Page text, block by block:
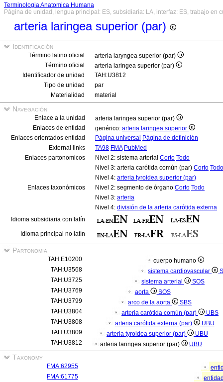
Terminologia Anatomica Humana
Página de unidad, lengua principal: ES, subsidiaria: LA, interfaz: ES, trabajo en
arteria laringea superior (par)
Identificación
Término latino oficial
arteria laryngea superior (par)
Término oficial
arteria laringea superior (par)
Identificador de unidad
TAH:U3812
Tipo de unidad
par
Materialidad
material
Navegación
Enlace a la unidad
arteria laringea superior (par)
Enlaces de entidad
genérico: arteria laringea superior
Enlaces orientados entidad
Página universal Página de definición
External links
TA98 FMA PubMed
Enlaces partonomicos
Nivel 2: sistema arterial Corto Todo
Nivel 3: arteria carótida común (par) Corto Todo
Nivel 4: arteria tyroidea superior (par)
Enlaces taxonómicos
Nivel 2: segmento de órgano Corto Todo
Nivel 3: arteria
Nivel 4: división de la arteria carótida externa
Idioma subsidiaria con latín
Idioma principal no latín
Partonomia
TAH:E10200
cuerpo humano
TAH:U3568
sistema cardiovascular
TAH:U3725
sistema arterial
SOS
TAH:U3769
aorta
SOS
TAH:U3799
arco de la aorta
SBS
TAH:U3804
arteria carótida común (par)
UBS
TAH:U3808
arteria carótida externa (par)
UBU
TAH:U3809
arteria tyroidea superior (par)
UBU
TAH:U3812
arteria laringea superior (par) UBU
Taxonomy
FMA:62955
FMA:61775